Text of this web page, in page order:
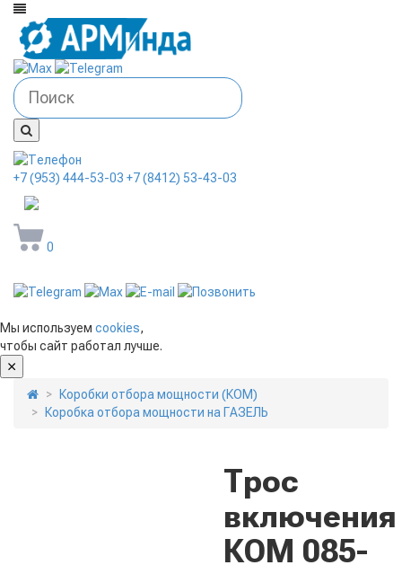
+7 (953) 444-53-03 +7 (8412) 53-43-03
0
Мы используем cookies,
чтобы сайт работал лучше.
Коробки отбора мощности (КОМ)
Коробка отбора мощности на ГАЗЕЛЬ
Трос
включения
КОМ 085-